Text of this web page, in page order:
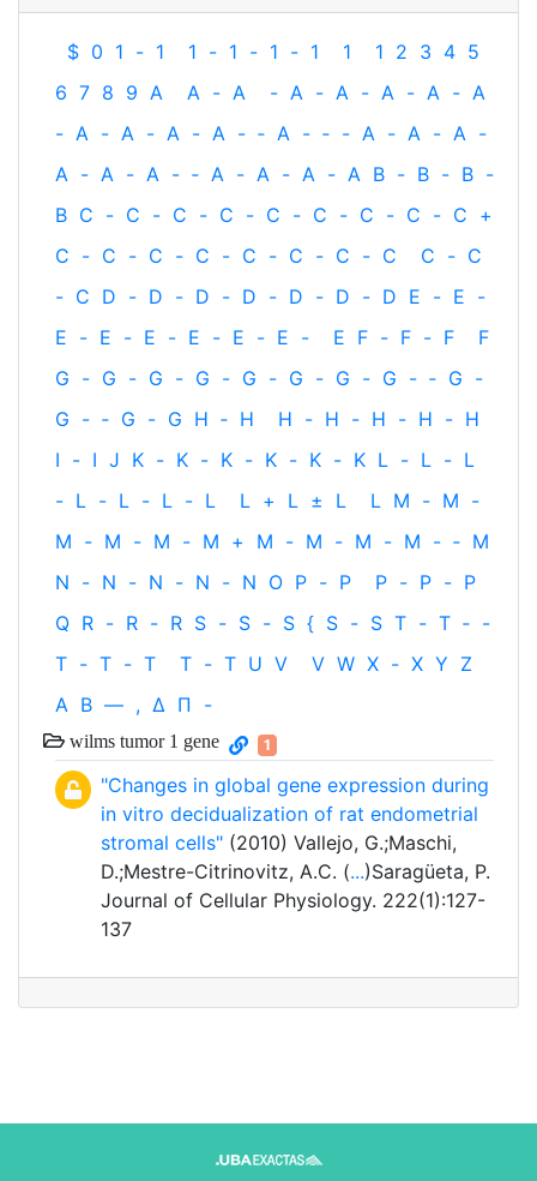
$ 0 1 - 1 1 - 1 - 1 - 1 1 1 2 3 4 5
6 7 8 9 A A - A - A - A - A - A - A
- A - A - A - A - ‐ A - ‐ - A - A - A -
A - A - A - ‐ A - A - A - A B - B - B -
B C - C - C - C - C - C - C - C - C +
C - C - C - C - C - C - C - C C - C
- C D - D - D - D - D - D - D E - E -
E - E - E - E - E - E - E F - F - F
F
G - G - G - G - G - G - G - G - ‐ G -
G - ‐ G - G H ‐ H H - H - H - H - H
I - I J K - K - K - K - K - K L - L - L
- L - L - L - L L + L ± L L M - M -
M - M - M - M + M - M - M - M - ‐ M
N - N - N - N - N O P - P P - P - P
Q R - R - R S - S - S { S - S T - T ‐ -
T - T - T T - T U V V W X - X Y Z
Α Β — , Δ Π -
wilms tumor 1 gene 1
"Changes in global gene expression during
in vitro decidualization of rat endometrial
stromal cells" (2010) Vallejo, G.;Maschi,
D.;Mestre-Citrinovitz, A.C. (...)Saragüeta, P.
Journal of Cellular Physiology. 222(1):127-
137